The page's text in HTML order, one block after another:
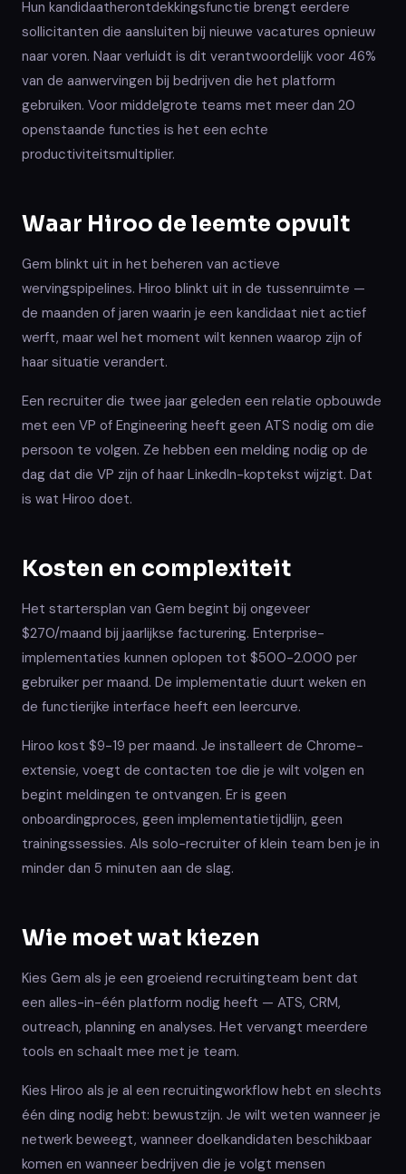
Hun kandidaatherontdekkingsfunctie brengt eerdere
sollicitanten die aansluiten bij nieuwe vacatures opnieuw
naar voren. Naar verluidt is dit verantwoordelijk voor 46%
van de aanwervingen bij bedrijven die het platform
gebruiken. Voor middelgrote teams met meer dan 20
openstaande functies is het een echte
productiviteitsmultiplier.
Waar Hiroo de leemte opvult
Gem blinkt uit in het beheren van actieve
wervingspipelines. Hiroo blinkt uit in de tussenruimte —
de maanden of jaren waarin je een kandidaat niet actief
werft, maar wel het moment wilt kennen waarop zijn of
haar situatie verandert.
Een recruiter die twee jaar geleden een relatie opbouwde
met een VP of Engineering heeft geen ATS nodig om die
persoon te volgen. Ze hebben een melding nodig op de
dag dat die VP zijn of haar LinkedIn-koptekst wijzigt. Dat
is wat Hiroo doet.
Kosten en complexiteit
Het startersplan van Gem begint bij ongeveer
$270/maand bij jaarlijkse facturering. Enterprise-
implementaties kunnen oplopen tot $500-2.000 per
gebruiker per maand. De implementatie duurt weken en
de functierijke interface heeft een leercurve.
Hiroo kost $9-19 per maand. Je installeert de Chrome-
extensie, voegt de contacten toe die je wilt volgen en
begint meldingen te ontvangen. Er is geen
onboardingproces, geen implementatietijdlijn, geen
trainingssessies. Als solo-recruiter of klein team ben je in
minder dan 5 minuten aan de slag.
Wie moet wat kiezen
Kies Gem als je een groeiend recruitingteam bent dat
een alles-in-één platform nodig heeft — ATS, CRM,
outreach, planning en analyses. Het vervangt meerdere
tools en schaalt mee met je team.
Kies Hiroo als je al een recruitingworkflow hebt en slechts
één ding nodig hebt: bewustzijn. Je wilt weten wanneer je
netwerk beweegt, wanneer doelkandidaten beschikbaar
komen en wanneer bedrijven die je volgt mensen